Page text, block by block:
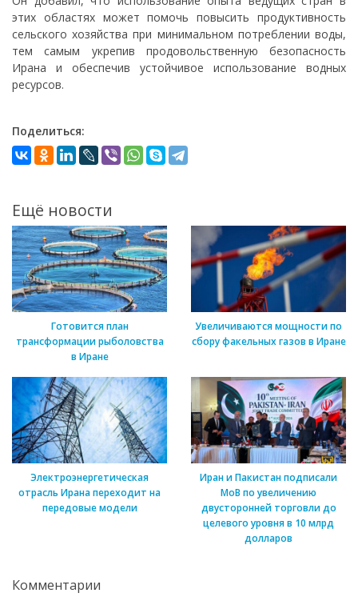
этих областях может помочь повысить продуктивность
сельского хозяйства при минимальном потреблении воды,
тем самым укрепив продовольственную безопасность
Ирана и обеспечив устойчивое использование водных
ресурсов.
Поделиться:
Ещё новости
Готовится план
трансформации рыболовства
в Иране
Увеличиваются мощности по
сбору факельных газов в Иране
Электроэнергетическая
отрасль Ирана переходит на
передовые модели
Иран и Пакистан подписали
МоВ по увеличению
двусторонней торговли до
целевого уровня в 10 млрд
долларов
Комментарии